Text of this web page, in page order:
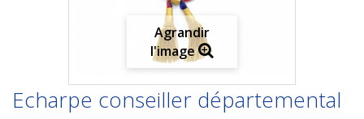
Agrandir
l'image
Echarpe conseiller départemental